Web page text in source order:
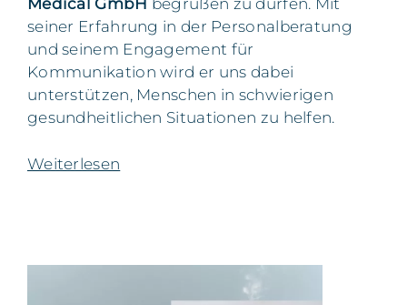
Medical GmbH begrüßen zu dürfen. Mit
seiner Erfahrung in der Personalberatung
und seinem Engagement für
Kommunikation wird er uns dabei
unterstützen, Menschen in schwierigen
gesundheitlichen Situationen zu helfen.
Weiterlesen